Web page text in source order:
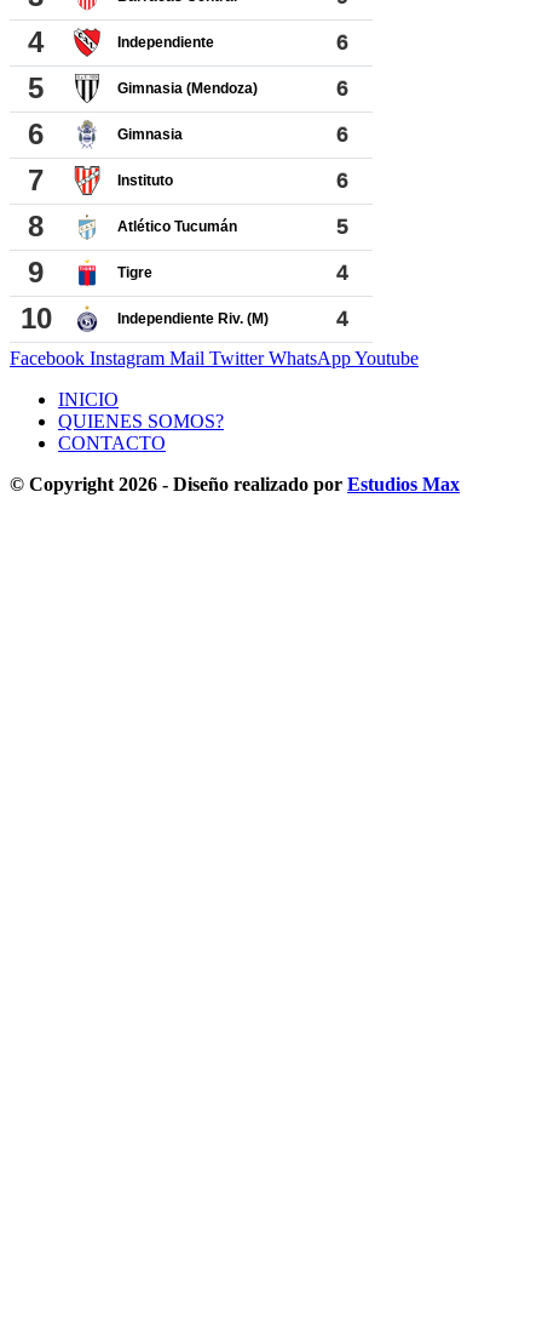
Facebook Instagram Mail Twitter WhatsAppYoutube
INICIO
QUIENES SOMOS?
CONTACTO
© Copyright 2026 - Diseño realizado por Estudios Max